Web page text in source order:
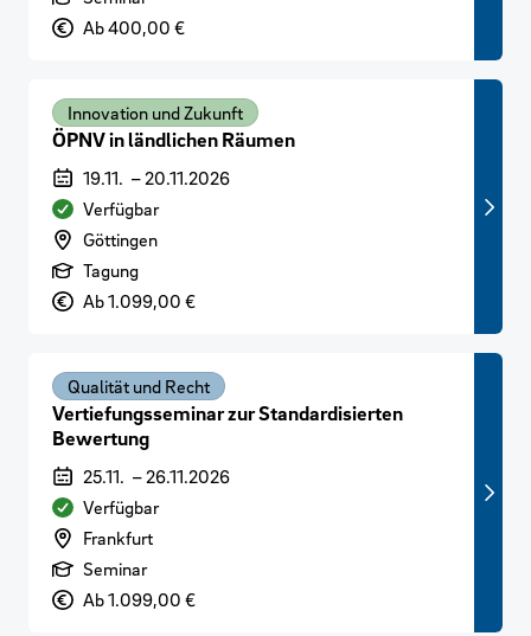
PreisAb 400,00 €
Innovation und Zukunft
ÖPNV in ländlichen Räumen
Veranstaltungszeitraum
19.11. –20.11.2026
Verfügbarkeit
Verfügbar
Veranstaltungsort
Göttingen
Art der Veranstaltung
Tagung
PreisAb 1.099,00 €
Qualität und Recht
Vertiefungsseminar zur Standardisierten
Bewertung
Veranstaltungszeitraum
25.11. –26.11.2026
Verfügbarkeit
Verfügbar
Veranstaltungsort
Frankfurt
Art der Veranstaltung
Seminar
PreisAb 1.099,00 €